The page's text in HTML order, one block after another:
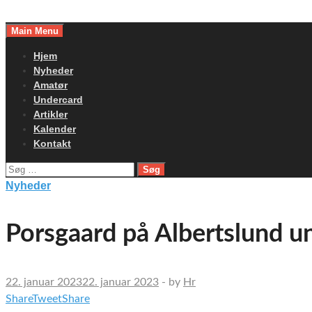
toMain Menu
Hjem
Nyheder
Amatør
Undercard
Artikler
Kalender
Kontakt
Søg
efter:
Nyheder
Porsgaard på Albertslund
22. januar 202322. januar 2023 - by Hr
ShareTweetShare